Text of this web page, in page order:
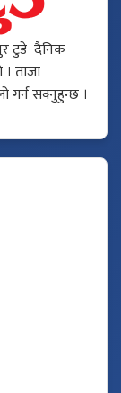
टुडे दैनिक
। ताजा
गर्न सक्नुहुन्छ ।